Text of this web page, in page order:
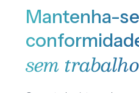
Mantenha-
sem